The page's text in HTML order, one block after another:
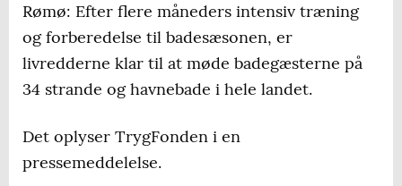
Rømø: Efter flere måneders intensiv træning
og forberedelse til badesæsonen, er
livredderne klar til at møde badegæsterne på
34 strande og havnebade i hele landet.
Det oplyser TrygFonden i en
pressemeddelelse.